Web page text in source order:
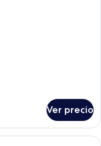
Ver precio
a la piscina con una